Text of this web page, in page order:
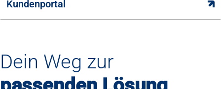
Kundenportal
Dein Weg zur